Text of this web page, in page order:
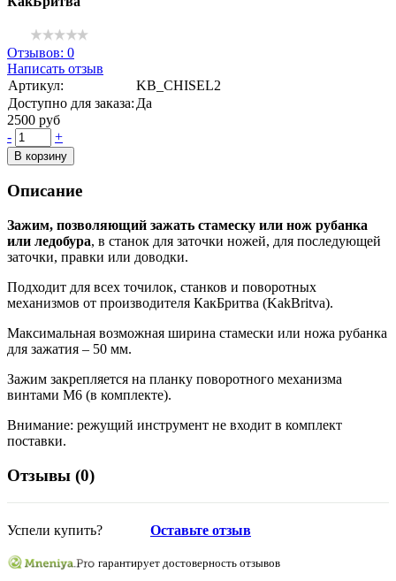
Отзывов: 0
Написать отзыв
Артикул:
KB_CHISEL2
Доступно для заказа: Да
2500 руб
-
+
В корзину
Описание
Зажим, позволяющий зажать стамеску или нож рубанка
или ледобура, в станок для заточки ножей, для последующей
заточки, правки или доводки.
Подходит для всех точилок, станков и поворотных
механизмов от производителя КакБритва (KakBritva).
Максимальная возможная ширина стамески или ножа рубанка
для зажатия – 50 мм.
Зажим закрепляется на планку поворотного механизма
винтами М6 (в комплекте).
Внимание: режущий инструмент не входит в комплект
поставки.
Отзывы (0)
Успели купить? Оставьте отзыв
гарантирует достоверность отзывов